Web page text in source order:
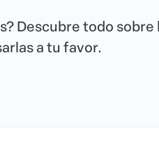
Descubre todo
a tu favor.